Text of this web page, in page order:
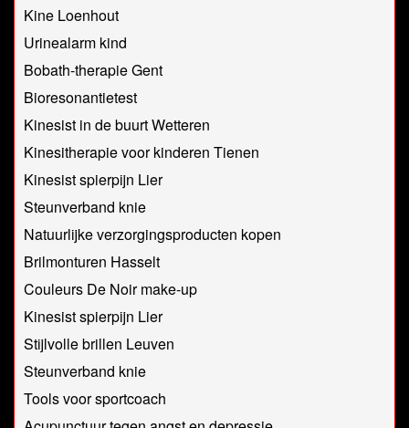
Kine Loenhout
Urinealarm kind
Bobath-therapie Gent
Bioresonantietest
Kinesist in de buurt Wetteren
Kinesitherapie voor kinderen Tienen
Kinesist spierpijn Lier
Steunverband knie
Natuurlijke verzorgingsproducten kopen
Brilmonturen Hasselt
Couleurs De Noir make-up
Kinesist spierpijn Lier
Stijlvolle brillen Leuven
Steunverband knie
Tools voor sportcoach